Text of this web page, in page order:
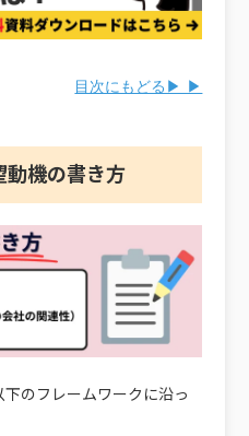
目次にもどる▶ ▶
動機の書き方
のフレームワークに沿っ